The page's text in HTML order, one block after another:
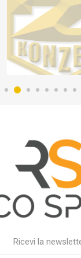
Ricevi la